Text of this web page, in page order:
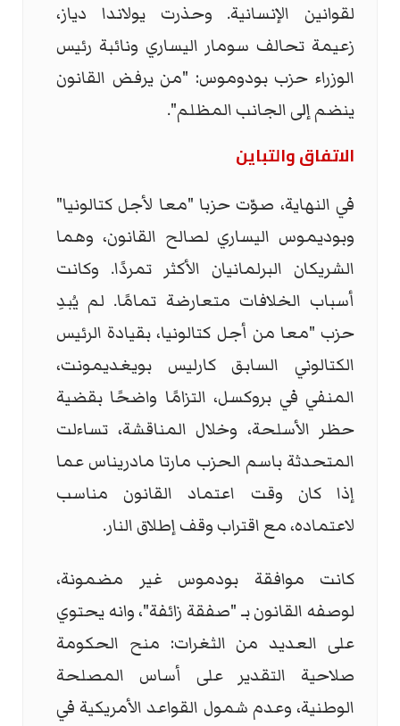
لقوانين الإنسانية. وحذرت يولاندا دياز،
زعيمة تحالف سومار اليساري ونائبة رئيس
الوزراء حزب بودوموس: "من يرفض القانون
ينضم إلى الجانب المظلم".
الاتفاق والتباين
في النهاية، صوّت حزبا "معا لأجل كتالونيا"
وبوديموس اليساري لصالح القانون، وهما
الشريكان البرلمانيان الأكثر تمردًا. وكانت
أسباب الخلافات متعارضة تمامًا. لم يُبدِ
حزب "معا من أجل كتالونيا، بقيادة الرئيس
الكتالوني السابق كارليس بويغديمونت،
المنفي في بروكسل، التزامًا واضحًا بقضية
حظر الأسلحة، وخلال المناقشة، تساءلت
المتحدثة باسم الحزب مارتا مادريناس عما
إذا كان وقت اعتماد القانون مناسب
لاعتماده، مع اقتراب وقف إطلاق النار.
كانت موافقة بودموس غير مضمونة،
لوصفه القانون بـ "صفقة زائفة"، وانه يحتوي
على العديد من الثغرات: منح الحكومة
صلاحية التقدير على أساس المصلحة
الوطنية، وعدم شمول القواعد الأمريكية في